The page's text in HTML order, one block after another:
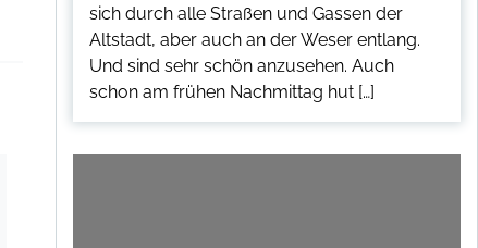
sich durch alle Straßen und Gassen der
Altstadt, aber auch an der Weser entlang.
Und sind sehr schön anzusehen. Auch
schon am frühen Nachmittag hut […]